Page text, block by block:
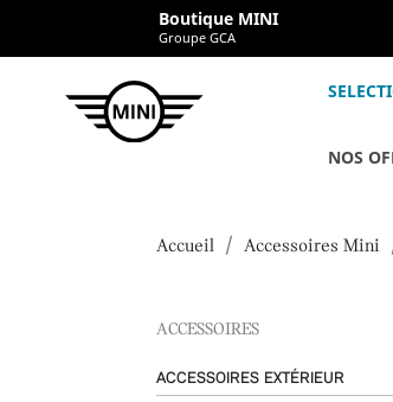
Boutique MINI
Groupe GCA
NOS
Accueil Accessoires Mini
ACCESSOIRES
ACCESSOIRES EXTÉRIEUR